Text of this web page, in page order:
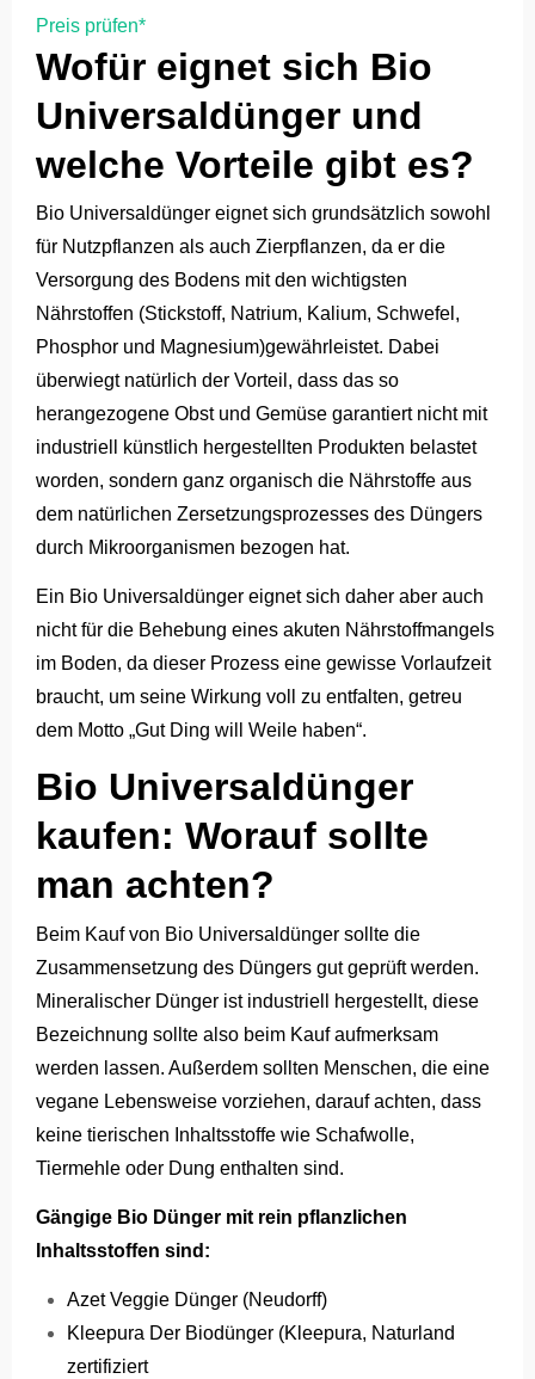
Preis prüfen*
Wofür eignet sich Bio
Universaldünger und
welche Vorteile gibt es?
Bio Universaldünger eignet sich grundsätzlich sowohl
für Nutzpflanzen als auch Zierpflanzen, da er die
Versorgung des Bodens mit den wichtigsten
Nährstoffen (Stickstoff, Natrium, Kalium, Schwefel,
Phosphor und Magnesium)gewährleistet. Dabei
überwiegt natürlich der Vorteil, dass das so
herangezogene Obst und Gemüse garantiert nicht mit
industriell künstlich hergestellten Produkten belastet
worden, sondern ganz organisch die Nährstoffe aus
dem natürlichen Zersetzungsprozesses des Düngers
durch Mikroorganismen bezogen hat.
Ein Bio Universaldünger eignet sich daher aber auch
nicht für die Behebung eines akuten Nährstoffmangels
im Boden, da dieser Prozess eine gewisse Vorlaufzeit
braucht, um seine Wirkung voll zu entfalten, getreu
dem Motto „Gut Ding will Weile haben“.
Bio Universaldünger
kaufen: Worauf sollte
man achten?
Beim Kauf von Bio Universaldünger sollte die
Zusammensetzung des Düngers gut geprüft werden.
Mineralischer Dünger ist industriell hergestellt, diese
Bezeichnung sollte also beim Kauf aufmerksam
werden lassen. Außerdem sollten Menschen, die eine
vegane Lebensweise vorziehen, darauf achten, dass
keine tierischen Inhaltsstoffe wie Schafwolle,
Tiermehle oder Dung enthalten sind.
Gängige Bio Dünger mit rein pflanzlichen
Inhaltsstoffen sind:
Azet Veggie Dünger (Neudorff)
Kleepura Der Biodünger (Kleepura, Naturland
zertifiziert